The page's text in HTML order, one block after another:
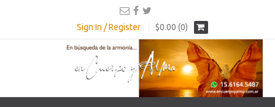
Sign In / Register $0.00 (0)